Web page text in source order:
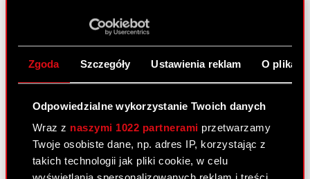
Zgoda Szczegóły Ustawienia reklam O
Odpowiedzialne wykorzystanie Twoich danych
Wraz z naszymi 1022 partnerami przetwarzamy
Twoje osobiste dane, np. adres IP, korzystając z
takich technologii jak pliki cookie, w celu
Raport bieżący nr 1/2011
1 stycznia 2011
Zgłoszenie wniosku o upadłość jednostki
zależnej
Raport bieżący nr 112/2010
23 grudnia 2010